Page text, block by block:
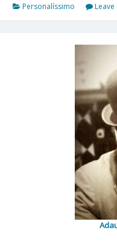
Personalíssimo